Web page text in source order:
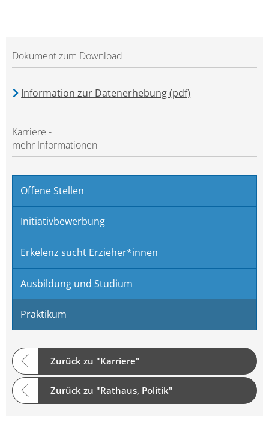
Dokument zum Download
Information zur Datenerhebung (pdf)
Karriere -
mehr Informationen
Offene Stellen
Initiativbewerbung
Erkelenz sucht Erzieher*innen
Ausbildung und Studium
Praktikum
Zurück zu "Karriere"
Zurück zu "Rathaus, Politik"